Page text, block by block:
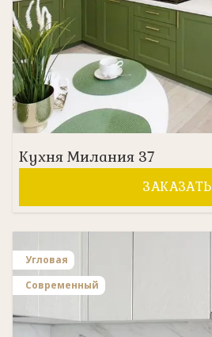
Кухня Милания 37
ЗАКАЗАТЬ
Угловая
Современный